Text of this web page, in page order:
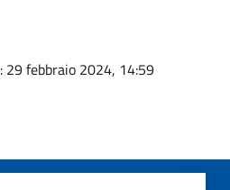
: 29 febbraio 2024, 14:59